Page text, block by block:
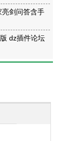
剑问答含手
dz插件论坛